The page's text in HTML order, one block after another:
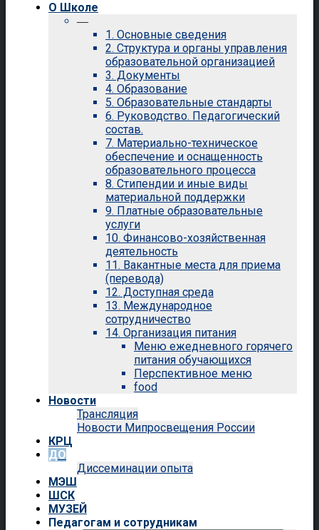
О Школе
—
1. Основные сведения
2. Структура и органы управления
образовательной организацией
3. Документы
4. Образование
5. Образовательные стандарты
6. Руководство. Педагогический
состав.
7. Материально-техническое
обеспечение и оснащенность
образовательного процесса
8. Стипендии и иные виды
материальной поддержки
9. Платные образовательные
услуги
10. Финансово-хозяйственная
деятельность
11. Вакантные места для приема
(перевода)
12. Доступная среда
13. Международное
сотрудничество
14. Организация питания
Меню ежедневного горячего
питания обучающихся
Перспективное меню
food
Новости
Трансляция
Новости Мипросвещения России
КРЦ
ДО
Диссеминации опыта
МЭШ
ШСК
МУЗЕЙ
Педагогам и сотрудникам